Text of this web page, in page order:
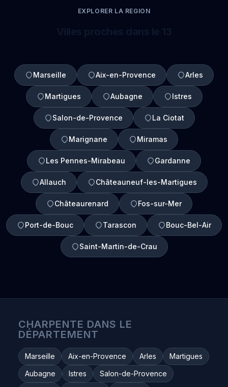
EXPLORER LA REGION
Marseille Aix-en-Provence Arles
Martigues Aubagne Istres
Salon-de-Provence La Ciotat
Marignane Miramas
Les Pennes-Mirabeau Gardanne
Allauch Châteauneuf-les-Martigues
Châteaurenard Fos-sur-Mer
Port-de-Bouc Tarascon Bouc-Bel-Air
Saint-Martin-de-Crau
CHARPENTE DANS LE
DÉPARTEMENT
Marseille Aix-en-Provence Arles
Martigues
Aubagne
Istres
Salon-de-Provence